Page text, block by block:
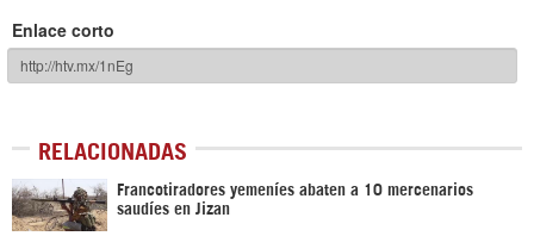
Enlace corto
RELACIONADAS
Francotiradores yemeníes abaten a 10 mercenarios
saudíes en Jizan